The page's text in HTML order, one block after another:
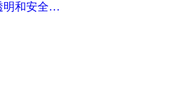
明和安全…